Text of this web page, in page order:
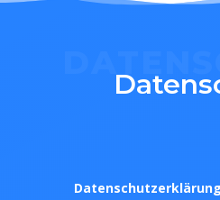
Datenschutzerklärung